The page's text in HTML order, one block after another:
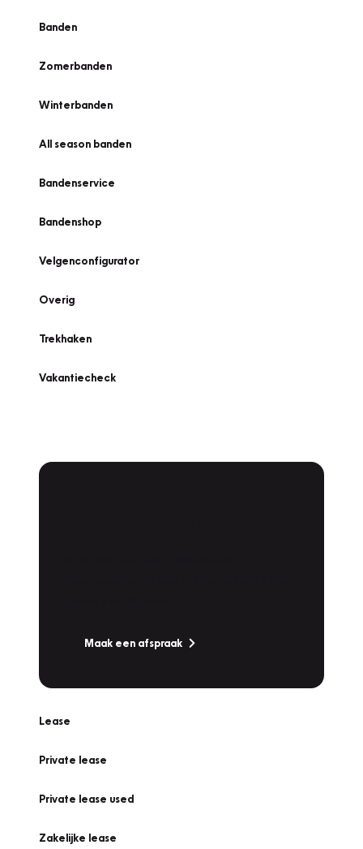
Banden
Zomerbanden
Winterbanden
All season banden
Bandenservice
Bandenshop
Velgenconfigurator
Overig
Trekhaken
Vakantiecheck
Maak een afspraak
Lease
Private lease
Private lease used
Zakelijke lease